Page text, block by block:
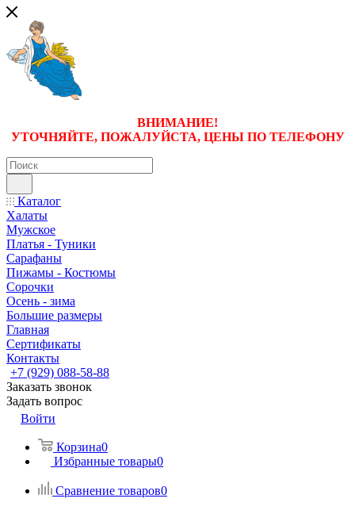
ВНИМАНИЕ!
УТОЧНЯЙТЕ, ПОЖАЛУЙСТА, ЦЕНЫ ПО ТЕЛЕФОНУ
Каталог
Халаты
Мужское
Платья - Туники
Сарафаны
Пижамы - Костюмы
Сорочки
Oсень - зима
Большие размеры
Главная
Сертификаты
Контакты
+7 (929) 088-58-88
Заказать звонок
Задать вопрос
Войти
Корзина0
Избранные товары0
Сравнение товаров0